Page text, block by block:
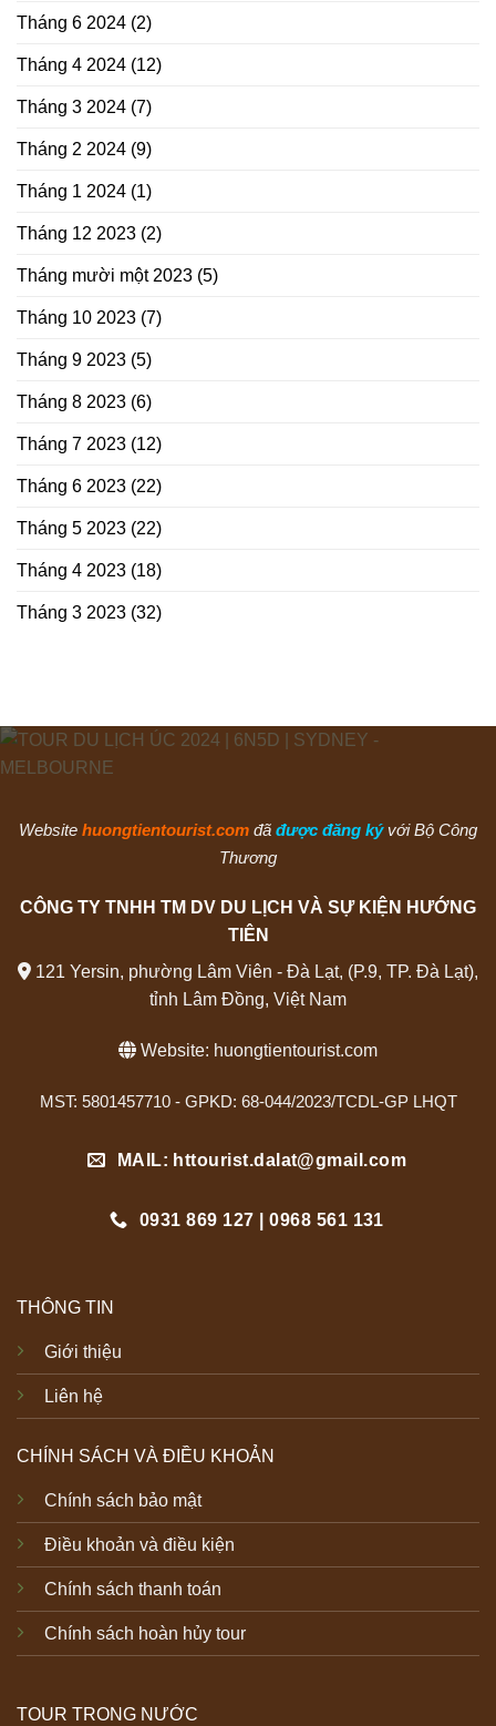
Tháng 6 2024 (2)
Tháng 4 2024 (12)
Tháng 3 2024 (7)
Tháng 2 2024 (9)
Tháng 1 2024 (1)
Tháng 12 2023 (2)
Tháng mười một 2023 (5)
Tháng 10 2023 (7)
Tháng 9 2023 (5)
Tháng 8 2023 (6)
Tháng 7 2023 (12)
Tháng 6 2023 (22)
Tháng 5 2023 (22)
Tháng 4 2023 (18)
Tháng 3 2023 (32)
Website huongtientourist.com đã được đăng ký với Bộ Công
Thương
CÔNG TY TNHH TM DV DU LỊCH VÀ SỰ KIỆN HƯỚNG
TIÊN
121 Yersin, phường Lâm Viên - Đà Lạt, (P.9, TP. Đà Lạt),
tỉnh Lâm Đồng, Việt Nam
Website: huongtientourist.com
MST: 5801457710 - GPKD: 68-044/2023/TCDL-GP LHQT
MAIL: httourist.dalat@gmail.com
0931 869 127 | 0968 561 131
THÔNG TIN
Giới thiệu
Liên hệ
CHÍNH SÁCH VÀ ĐIỀU KHOẢN
Chính sách bảo mật
Điều khoản và điều kiện
Chính sách thanh toán
Chính sách hoàn hủy tour
TOUR TRONG NƯỚC